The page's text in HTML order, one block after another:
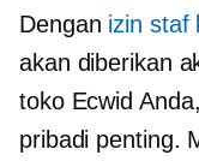
Dengan izin staf
akan diberikan
toko Ecwid
pribadi penting.